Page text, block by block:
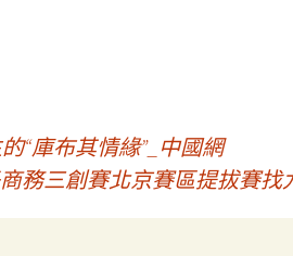
“庫布其情緣”_中國網
務三創賽北京賽區提拔賽